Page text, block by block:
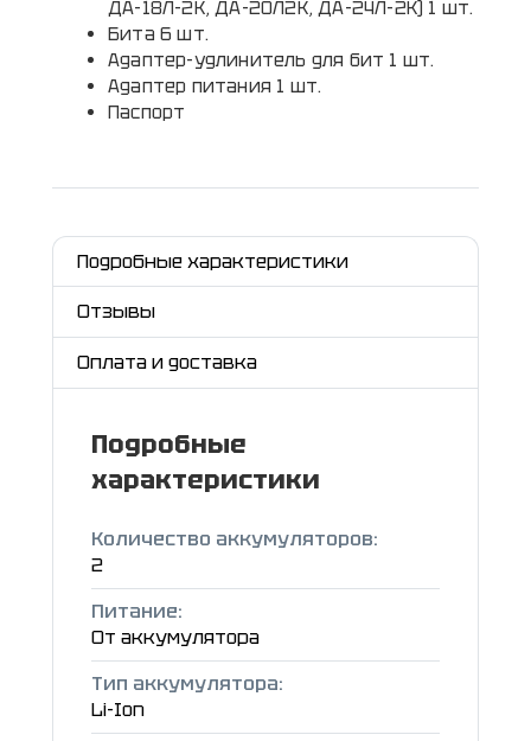
ДА-18Л-2К, ДА-20Л2К, ДА-24Л-2К) 1 шт.
Бита 6 шт.
Адаптер-удлинитель для бит 1 шт.
Адаптер питания 1 шт.
Паспорт
Подробные характеристики
Отзывы
Оплата и доставка
Подробные
характеристики
Количество аккумуляторов:
2
Питание:
От аккумулятора
Тип аккумулятора:
Li-Ion